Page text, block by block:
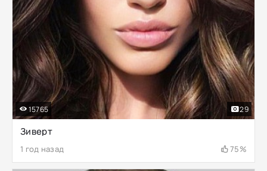
Зиверт
1 год назад 75%
15765 29